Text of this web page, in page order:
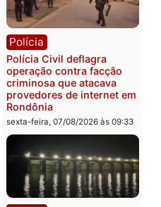
Polícia
Polícia Federal apreende
400 quilos de drogas e
prende motorista em RO
sexta-feira, 07/08/2026 às